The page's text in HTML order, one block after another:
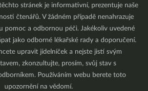
stránek je informativní, prezentuje naše
čtenářů. V žádném případě nenahrazuje
pomoc a odbornou péči. Jakékoliv uvedené
jako odborné lékařské rady a doporučení.
upravit jídelníček a nejste jistí svým
zkonzultujte, prosím, svůj stav s
Používáním webu berete toto
upozornění na vědomí.